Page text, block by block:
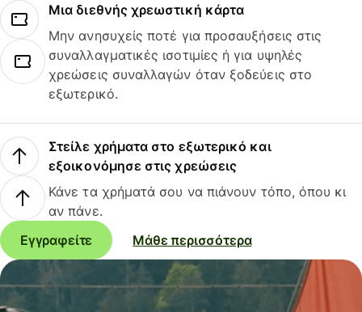
Μια διεθνής χρεωστική κάρτα
Μην ανησυχείς ποτέ για προσαυξήσεις στις
συναλλαγματικές ισοτιμίες ή για υψηλές
χρεώσεις συναλλαγών όταν ξοδεύεις στο
εξωτερικό.
Στείλε χρήματα στο εξωτερικό και
εξοικονόμησε στις χρεώσεις
Κάνε τα χρήματά σου να πιάνουν τόπο, όπου κι
αν πάνε.
Εγγραφείτε
Μάθε περισσότερα